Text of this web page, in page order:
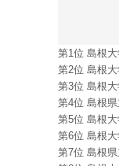
第1位 島根
第2位 島根
第3位 島根
第4位 島根
第5位 島根
第6位 島根
第7位 島根